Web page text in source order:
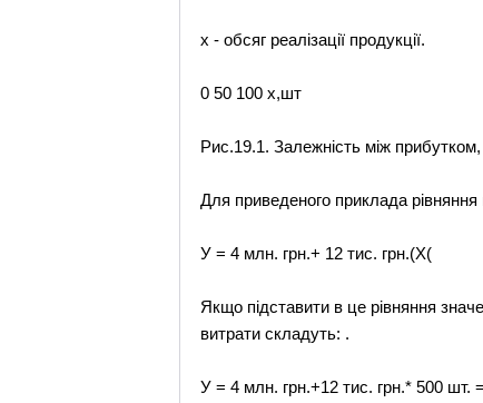
x - обсяг реалізації продукції.
0 50 100 х,шт
Рис.19.1. Залежність між прибутком,
Для приведеного приклада рівняння
У = 4 млн. грн.+ 12 тис. грн.(Х(
Якщо підставити в це рівняння
витрати складуть: .
У = 4 млн. грн.+12 тис. грн.* 500 шт.